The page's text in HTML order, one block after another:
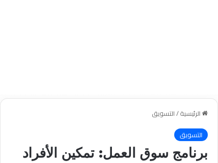
الرئيسية/التسويق
التسويق
برنامج سوق العمل: تمكين الأفراد